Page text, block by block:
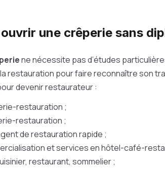
une crêperie sans
ne nécessite pas d’études
restauration pour faire reconnaître son
devenir restaurateur :
restauration ;
restauration ;
de restauration rapide ;
et services en hôtel-café-
restaurant, sommelier ;